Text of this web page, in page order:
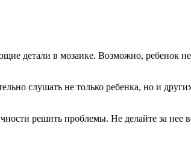
детали в мозаике. Возможно, ребенок
слушать не только ребенка, но и
решить проблемы. Не делайте за нее